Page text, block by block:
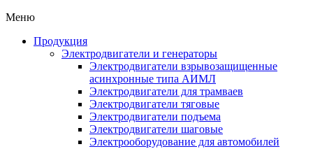
Меню
Продукция
Электродвигатели и генераторы
Электродвигатели взрывозащищенные
асинхронные типа АИМЛ
Электродвигатели для трамваев
Электродвигатели тяговые
Электродвигатели подъема
Электродвигатели шаговые
Электрооборудование для автомобилей